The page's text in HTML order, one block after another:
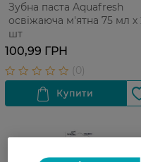
Зубна паста Aquafresh
освіжаюча м'ятна 75 мл х
шт
100,99 ГРН